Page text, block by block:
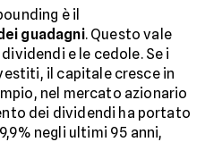
è il
guadagni. Questo vale
e le cedole. Se i
il capitale cresce in
nel mercato azionario
dei dividendi ha portato
negli ultimi 95 anni,